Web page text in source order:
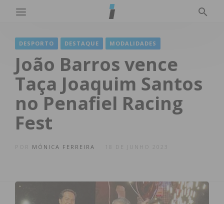
DESPORTO DESTAQUE MODALIDADES
João Barros vence
Taça Joaquim Santos
no Penafiel Racing
Fest
MÓNICA FERREIRA